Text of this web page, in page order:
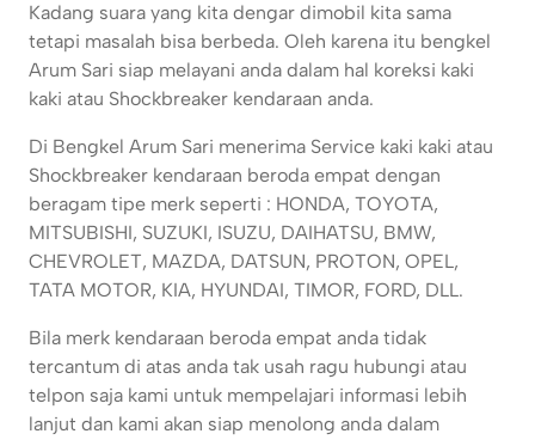
Kadang suara yang kita dengar dimobil kita sama
tetapi masalah bisa berbeda. Oleh karena itu bengkel
Arum Sari siap melayani anda dalam hal koreksi kaki
kaki atau Shockbreaker kendaraan anda.
Di Bengkel Arum Sari menerima Service kaki kaki atau
Shockbreaker kendaraan beroda empat dengan
beragam tipe merk seperti : HONDA, TOYOTA,
MITSUBISHI, SUZUKI, ISUZU, DAIHATSU, BMW,
CHEVROLET, MAZDA, DATSUN, PROTON, OPEL,
TATA MOTOR, KIA, HYUNDAI, TIMOR, FORD, DLL.
Bila merk kendaraan beroda empat anda tidak
tercantum di atas anda tak usah ragu hubungi atau
telpon saja kami untuk mempelajari informasi lebih
lanjut dan kami akan siap menolong anda dalam